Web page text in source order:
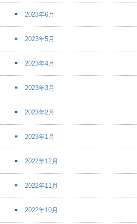
2023年6月
2023年5月
2023年4月
2023年3月
2023年2月
2023年1月
2022年12月
2022年11月
2022年10月